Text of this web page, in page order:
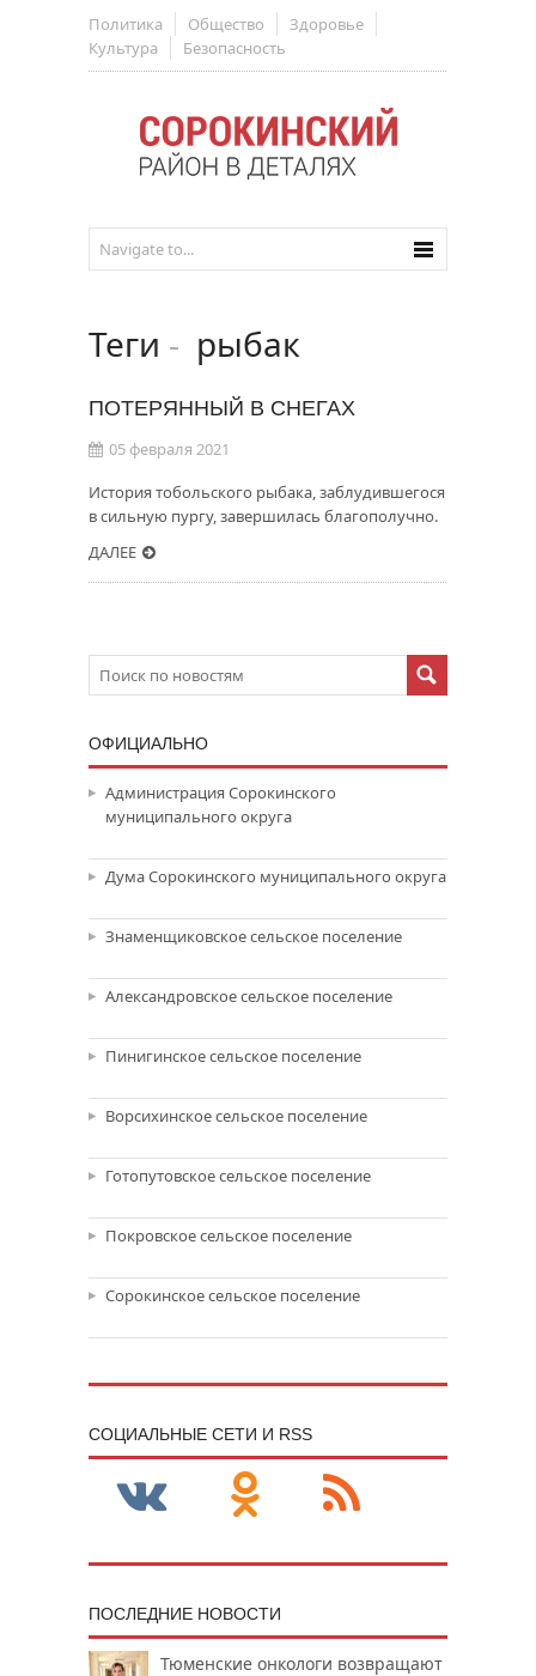
Политика Общество
Здоровье
Культура
Безопасность
Теги - рыбак
ПОТЕРЯННЫЙ В СНЕГАХ
05 февраля 2021
История тобольского рыбака, заблудившегося
в сильную пургу, завершилась благополучно.
ДАЛЕЕ
ОФИЦИАЛЬНО
Администрация Сорокинского
муниципального округа
Дума Сорокинского муниципального округа
Знаменщиковское сельское поселение
Александровское сельское поселение
Пинигинское сельское поселение
Ворсихинское сельское поселение
Готопутовское сельское поселение
Покровское сельское поселение
Сорокинское сельское поселение
CОЦИАЛЬНЫЕ СЕТИ И RSS
ПОСЛЕДНИЕ НОВОСТИ
Тюменские онкологи возвращают